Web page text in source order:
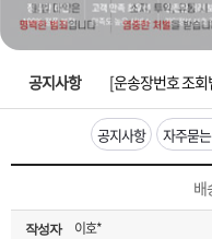
니
워
맨
제
품
은
공지사항
[2026구정 연휴]
[ios앱 오픈]아이
[무인택배함 이
공지사항 자주묻
배
작성자 이호*